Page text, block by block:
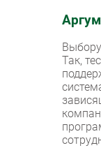
Так,